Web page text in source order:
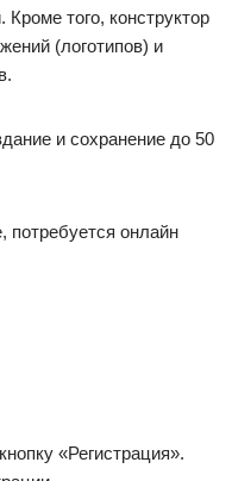
того, конструктор
(логотипов) и
и сохранение до 50
потребуется онлайн
«Регистрация».